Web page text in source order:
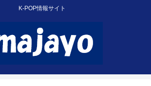
K-POP情報サイト